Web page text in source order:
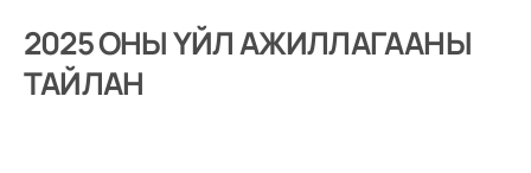
2025 ОНЫ ҮЙЛ АЖИЛЛАГААНЫ
ТАЙЛАН